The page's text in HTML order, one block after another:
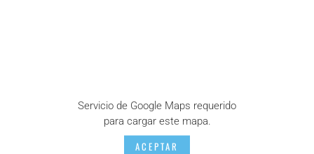
Servicio de Google Maps requerido
para cargar este mapa.
ACEPTAR